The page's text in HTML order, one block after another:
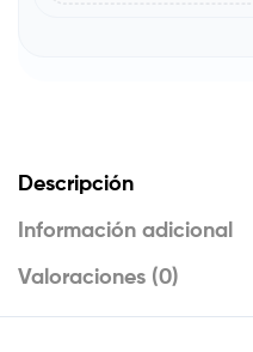
Descripción
Información adicional
Valoraciones (0)